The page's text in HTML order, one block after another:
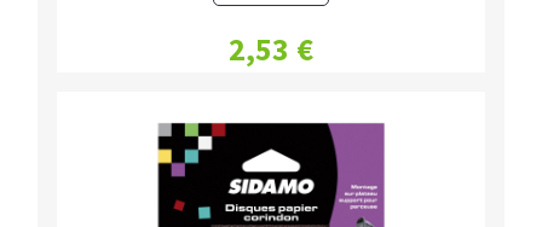
2,53 €